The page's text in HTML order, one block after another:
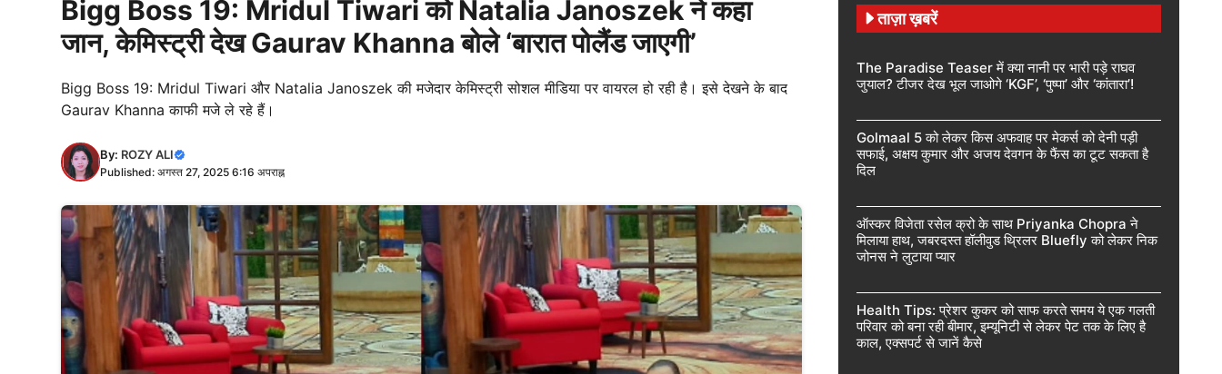
Bigg Boss 19: Mridul Tiwari को Natalia Janoszek ने कहा
जान, केमिस्ट्री देख Gaurav Khanna बोले ‘बारात पोलैंड जाएगी’
Bigg Boss 19: Mridul Tiwari और Natalia Janoszek की मजेदार केमिस्ट्री सोशल मीडिया पर वायरल हो रही है। इसे देखने के बाद
Gaurav Khanna काफी मजे ले रहे हैं।
By: ROZY ALI
Published: अगस्त 27, 2025 6:16 अपराह्न
ताज़ा ख़बरें
The Paradise Teaser में क्या नानी पर भारी पड़े राघव
जुयाल? टीजर देख भूल जाओगे ‘KGF’, ‘पुष्पा’ और ‘कांतारा’!
Golmaal 5 को लेकर किस अफवाह पर मेकर्स को देनी पड़ी
सफाई, अक्षय कुमार और अजय देवगन के फैंस का टूट सकता है
दिल
ऑस्कर विजेता रसेल क्रो के साथ Priyanka Chopra ने
मिलाया हाथ, जबरदस्त हॉलीवुड थ्रिलर Bluefly को लेकर निक
जोनस ने लुटाया प्यार
Health Tips: प्रेशर कुकर को साफ करते समय ये एक गलती
परिवार को बना रही बीमार, इम्यूनिटी से लेकर पेट तक के लिए है
काल, एक्सपर्ट से जानें कैसे